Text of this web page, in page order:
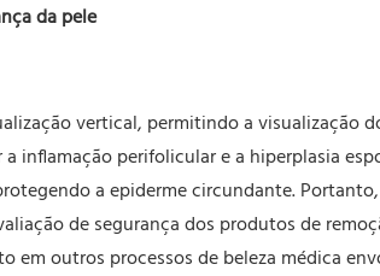
da pele
vertical, permitindo a visualização
inflamação perifolicular e a hiperplasia
a epiderme circundante.
de segurança dos produtos de
em outros processos de beleza médica